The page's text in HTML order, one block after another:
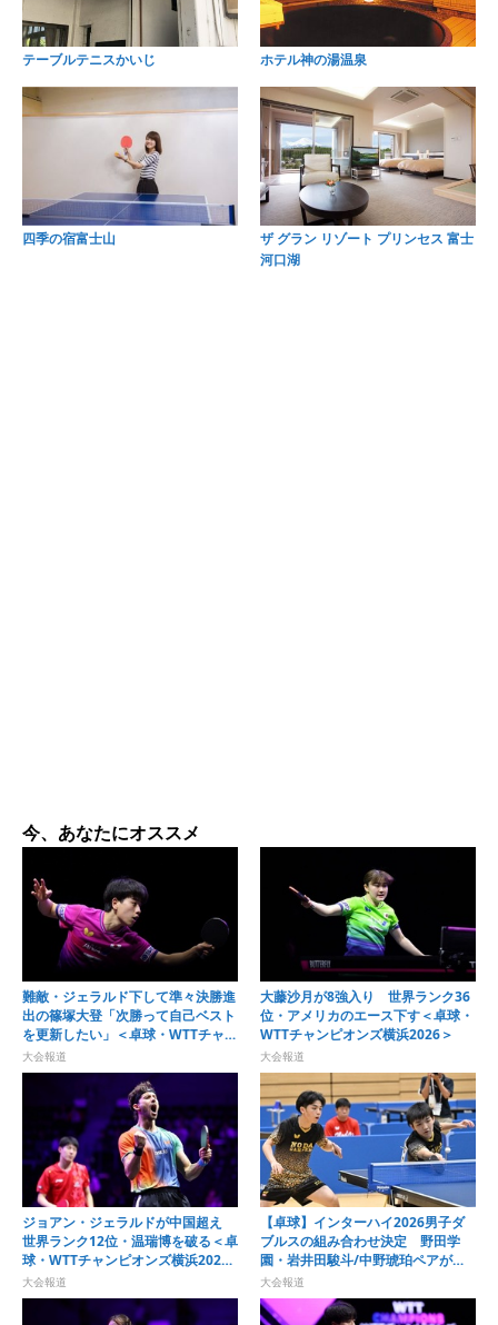
テーブルテニスかいじ ホテル神の湯温泉
四季の宿富士山
ザ グラン リゾート プリンセス 富士
河口湖
今、あなたにオススメ
難敵・ジェラルド下して準々決勝進
出の篠塚大登「次勝って自己ベスト
を更新したい」＜卓球・WTTチャン
ピオンズ横浜2026＞
大会報道
大藤沙月が8強入り 世界ランク36
位・アメリカのエース下す＜卓球・
WTTチャンピオンズ横浜2026＞
大会報道
ジョアン・ジェラルドが中国超え
世界ランク12位・温瑞博を破る＜卓
球・WTTチャンピオンズ横浜2026
＞
大会報道
【卓球】インターハイ2026男子ダ
ブルスの組み合わせ決定 野田学
園・岩井田駿斗/中野琥珀ペアが第1
シードに
大会報道